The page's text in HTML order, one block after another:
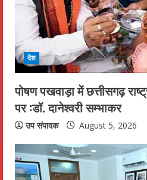
देश
पोषण पखवाड़ा में छत्तीसगढ़
पर :डॉ. दानेश्वरी सम्भाकर
उप संपादक August 5, 2026